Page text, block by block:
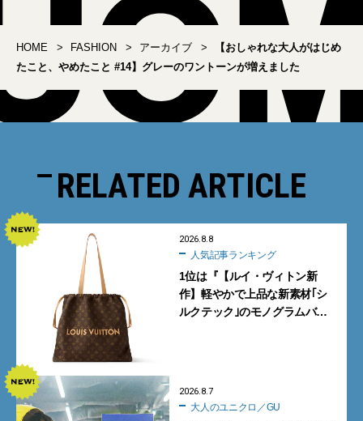
HOME FASHION アーカイブ
【おしゃれな大人がはじめ
たこと、やめたこと #14】グレーのワントーンが増えました
RELATED ARTICLE
2026.8.8
人気記事ランキング
1位は『【ルイ・ヴィトン新
作】軽やかで上品な新素材｢シ
ルクテック｣のモノグラムバッ
2026.8.7
大人のユニクロ／GU